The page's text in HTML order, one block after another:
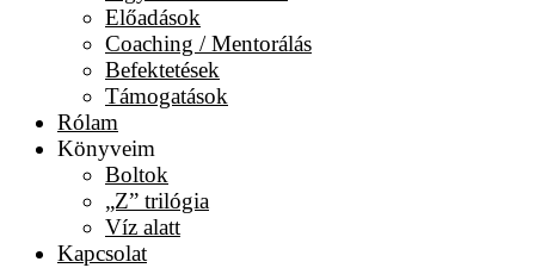
Előadások
Coaching / Mentorálás
Befektetések
Támogatások
Rólam
Könyveim
Boltok
„Z” trilógia
Víz alatt
Kapcsolat